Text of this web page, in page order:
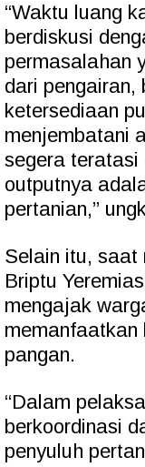
“Waktu luang
berdiskusi
permasalahan
dari pengairan,
ketersediaan
menjembatani
segera teratasi
outputnya
pertanian,”
Selain itu, saat
Briptu
mengajak
memanfaatkan
pangan.
“Dalam
berkoordinasi
penyuluh